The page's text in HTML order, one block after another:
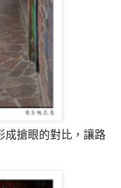
成搶眼的對比，讓路